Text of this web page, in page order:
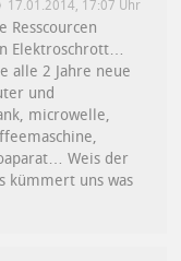
17.01.2014, 17:07 Uhr
Elektroschrott…
alle 2 Jahre neue
und
microwelle,
Weis der
kümmert uns was